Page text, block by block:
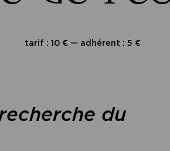
tarif : 10 € — adhérent : 5 €
du